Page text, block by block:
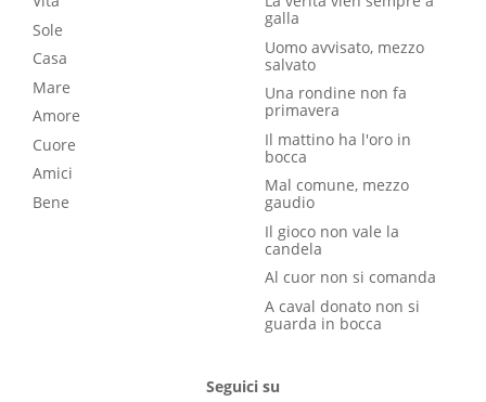
Sole
Casa
Mare
Amore
Cuore
Amici
Bene
galla
Uomo avvisato, mezzo
salvato
Una rondine non fa
primavera
Il mattino ha l'oro in
bocca
Mal comune, mezzo
gaudio
Il gioco non vale la
candela
Al cuor non si comanda
A caval donato non si
guarda in bocca
Seguici su